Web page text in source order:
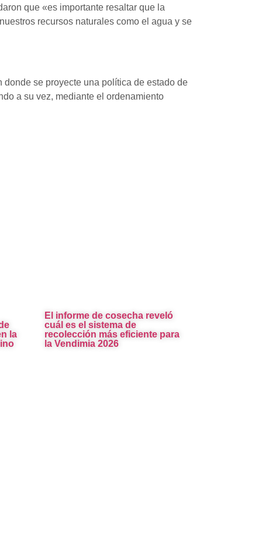
que «es importante resaltar que la
recursos naturales como el agua y se
se proyecte una política de estado de
a su vez, mediante el ordenamiento
la
El informe de cosecha reveló
cuál es el sistema de
recolección más eficiente para
la Vendimia 2026